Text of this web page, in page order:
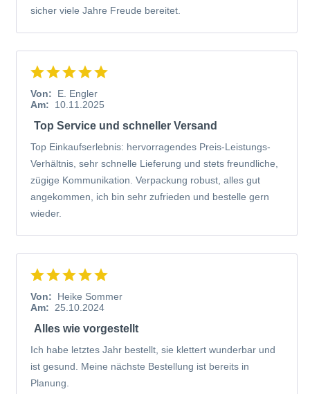
sicher viele Jahre Freude bereitet.
Von:
E. Engler
Am:
10.11.2025
Top Service und schneller Versand
Top Einkaufserlebnis: hervorragendes Preis-Leistungs-
Verhältnis, sehr schnelle Lieferung und stets freundliche,
zügige Kommunikation. Verpackung robust, alles gut
angekommen, ich bin sehr zufrieden und bestelle gern
wieder.
Von:
Heike Sommer
Am:
25.10.2024
Alles wie vorgestellt
Ich habe letztes Jahr bestellt, sie klettert wunderbar und
ist gesund. Meine nächste Bestellung ist bereits in
Planung.